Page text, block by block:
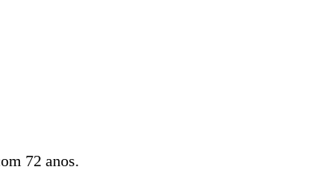
72 anos.